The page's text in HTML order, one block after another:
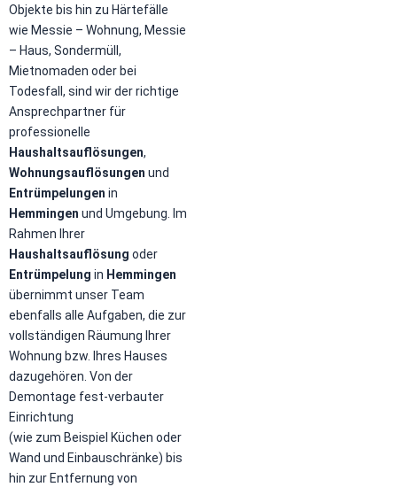
Objekte bis hin zu Härtefälle
wie Messie – Wohnung, Messie
– Haus, Sondermüll,
Mietnomaden oder bei
Todesfall, sind wir der richtige
Ansprechpartner für
professionelle
Haushaltsauflösungen­,
Wohnungsauflösungen und
Entrümpelungen in
Hemmingen und Umgebung. Im
Rahmen Ihrer
Haushaltsauflösung oder
Entrümpelung in Hemmingen
übernimmt unser Team
ebenfalls alle Aufgaben, die zur
vollständigen Räumung Ihrer
Wohnung bzw. Ihres Hauses
dazugehören. Von der
Demontage fest-verbauter
Einrichtung
(wie zum Beispiel Küchen oder
Wand und Einbauschränke) bis
hin zur Entfernung von